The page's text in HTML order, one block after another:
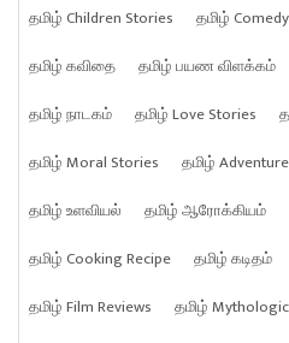
தமிழ் Children Stories
தமிழ்
தமிழ் கவிதை
தமிழ் பயண விளக்கம்
தமிழ் நாடகம்
தமிழ் Love Stories
தமிழ் Moral Stories
தமிழ்
தமிழ் உளவியல்
தமிழ் ஆரோக்கியம்
தமிழ் Cooking Recipe
தமிழ் கடிதம்
தமிழ் Film Reviews
தமிழ்